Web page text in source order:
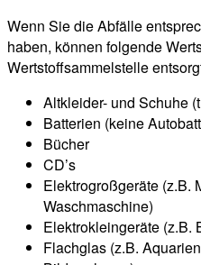
Wenn Sie die Abfälle
haben, können folgende
Wertstoffsammelstelle
Altkleider- und Schuhe
Batterien (keine
Bücher
CD’s
Elektrogroßgeräte (z.B.
Waschmaschine)
Elektrokleingeräte (z.B.
Flachglas (z.B.